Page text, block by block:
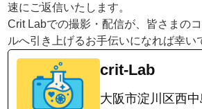
速にご返信いたします。
Crit Labでの撮影・配信が、皆さまの
ルへ引き上げるお手伝いになれば幸い
crit-Lab
大阪市淀川区西